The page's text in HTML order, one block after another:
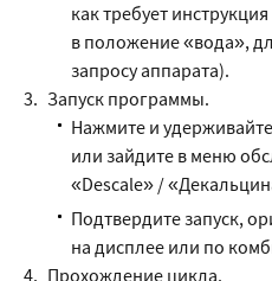
как требует
в положение «вода»,
запросу аппарата).
Запуск программы.
Нажмите и
или зайдите в меню
«Descale» /
Подтвердите запуск,
на дисплее или по
Прохождение цикла.